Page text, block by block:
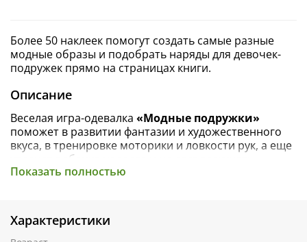
Более 50 наклеек помогут создать самые разные
модные образы и подобрать наряды для девочек-
подружек прямо на страницах книги.
Описание
Веселая игра-одевалка «Модные подружки»
поможет в развитии фантазии и художественного
вкуса, в тренировке моторики и ловкости рук, а еще
увлечет ребенка надолго и не даст заскучать.
образы для всех куколок с помощью наклеек. Здесь
найдется все: одежда, платья, аксессуары.
Показать полностью
Характеристики